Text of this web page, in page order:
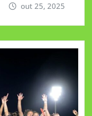
out 25, 2025